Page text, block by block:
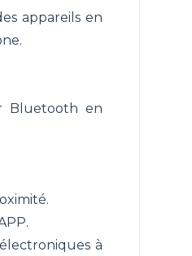
appareils en
Bluetooth en
à